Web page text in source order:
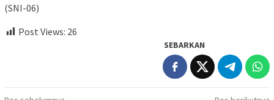
(SNI-06)
Post Views: 26
SEBARKAN